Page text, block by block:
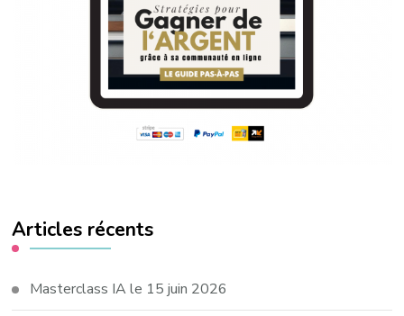
Articles récents
Masterclass IA le 15 juin 2026